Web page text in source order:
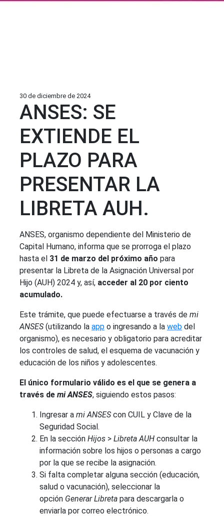
30 de diciembre de 2024
ANSES: SE
EXTIENDE EL
PLAZO PARA
PRESENTAR LA
LIBRETA AUH.
ANSES, organismo dependiente del Ministerio de
Capital Humano, informa que se prorroga el plazo
hasta el 31 de marzo del próximo año para
presentar la Libreta de la Asignación Universal por
Hijo (AUH) 2024 y, así, acceder al 20 por ciento
acumulado.
Este trámite, que puede efectuarse a través de mi
ANSES(utilizando la app o ingresando a la web del
organismo), es necesario y obligatorio para acreditar
los controles de salud, el esquema de vacunación y
educación de los niños y adolescentes.
El único formulario válido es el que se genera a
través de mi ANSES, siguiendo estos pasos:
Ingresar a mi ANSEScon CUIL y Clave de la
Seguridad Social.
En la sección Hijos > Libreta AUH consultar la
información sobre los hijos o personas a cargo
por la que se recibe la asignación.
Si falta completar alguna sección (educación,
salud o vacunación), seleccionar la
opción Generar Libreta para descargarla o
enviarla por correo electrónico.